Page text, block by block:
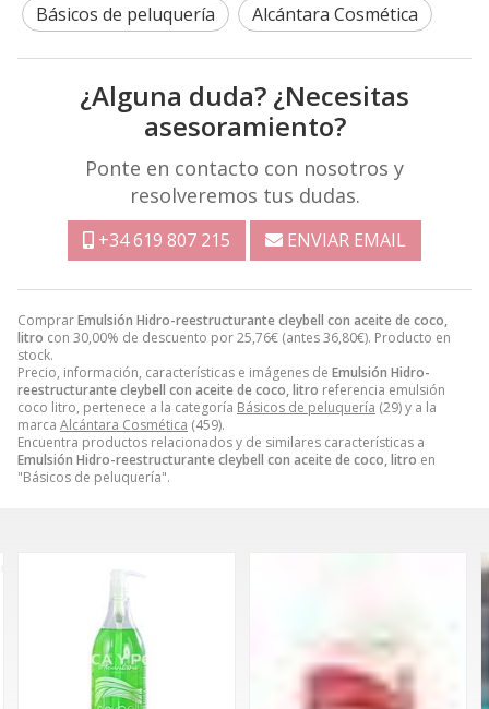
ComprarEmulsión Hidro-reestructurante cleybell con aceite de coco,
litro con 30,00% de descuento por25,76€ (antes36,80€). Producto en
stock.
Precio, información, características e imágenes de Emulsión Hidro-
reestructurante cleybell con aceite de coco, litro referencia emulsión
coco litro, pertenece a la categoría Básicos de peluquería (29) y a la
marca Alcántara Cosmética (459).
Encuentra productos relacionados y de similares características a
Emulsión Hidro-reestructurante cleybell con aceite de coco, litro en
"Básicos de peluquería".
Básicos de peluquería
Alcántara Cosmética
¿Alguna duda? ¿Necesitas
asesoramiento?
Ponte en contacto con nosotros y
resolveremos tus dudas.
+34 619 807 215 ENVIAR EMAIL